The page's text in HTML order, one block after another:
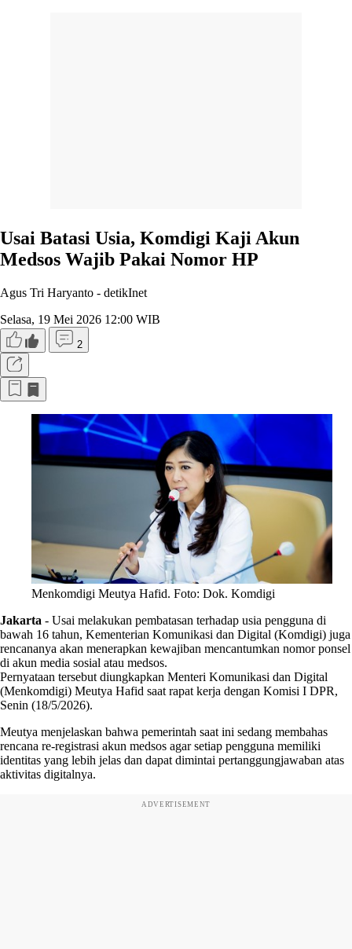
Usai Batasi Usia, Komdigi Kaji Akun
Medsos Wajib Pakai Nomor HP
Agus Tri Haryanto - detikInet
Selasa, 19 Mei 2026 12:00 WIB
2
Menkomdigi Meutya Hafid. Foto: Dok. Komdigi
Jakarta - Usai melakukan pembatasan terhadap usia pengguna di
bawah 16 tahun, Kementerian Komunikasi dan Digital (Komdigi) juga
rencananya akan menerapkan kewajiban mencantumkan nomor ponsel
di akun media sosial atau medsos.
Pernyataan tersebut diungkapkan Menteri Komunikasi dan Digital
(Menkomdigi) Meutya Hafid saat rapat kerja dengan Komisi I DPR,
Senin (18/5/2026).
Meutya menjelaskan bahwa pemerintah saat ini sedang membahas
rencana re-registrasi akun medsos agar setiap pengguna memiliki
identitas yang lebih jelas dan dapat dimintai pertanggungjawaban atas
aktivitas digitalnya.
ADVERTISEMENT